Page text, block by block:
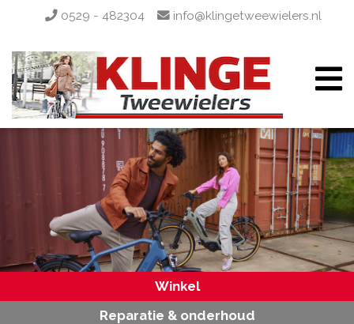
0529 - 482304 info@klingetweewielers.nl
Winkel
Reparatie & onderhoud